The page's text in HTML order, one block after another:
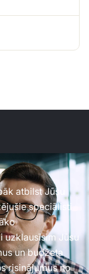
atbilst Jūsu
speciālisti
Jūsu
un budžeta
risinājumus no